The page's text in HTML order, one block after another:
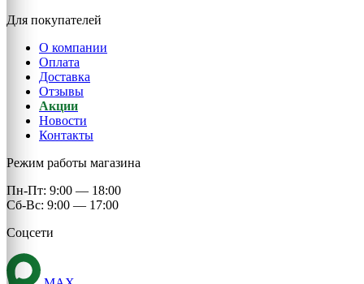
Для покупателей
О компании
Оплата
Доставка
Отзывы
Акции
Новости
Контакты
Режим работы магазина
Пн-Пт: 9:00 — 18:00
Сб-Вс: 9:00 — 17:00
Соцсети